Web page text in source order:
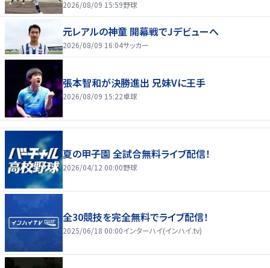
2026/08/09 15:59野球
元レアルの神童 開幕戦でJデビューへ
2026/08/09 16:04サッカー
張本智和が決勝進出 兄妹Vに王手
2026/08/09 15:22卓球
夏の甲子園 全試合無料ライブ配信！
2026/04/12 00:00野球
全30競技を完全無料でライブ配信！
2025/06/18 00:00インターハイ(インハイ.tv)